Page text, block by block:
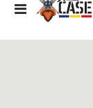
Comutare